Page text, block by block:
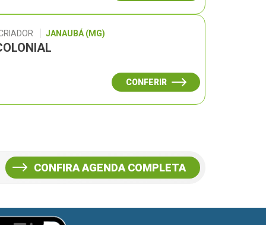
JANAUBÁ (MG)
CONFERIR
CONFIRA AGENDA COMPLETA